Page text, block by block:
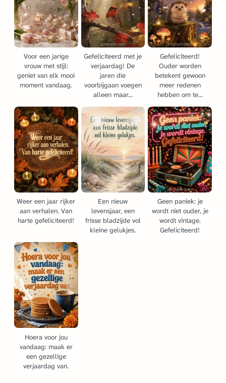
Voor een jarige
vrouw met stijl:
geniet van elk mooi
moment vandaag.
Gefeliciteerd met je
verjaardag! De
jaren die
voorbijgaan voegen
alleen maar...
Gefeliciteerd!
Ouder worden
betekent gewoon
meer redenen
hebben om te...
Weer een jaar rijker
aan verhalen. Van
harte gefeliciteerd!
Een nieuw
levensjaar, een
frisse bladzijde vol
kleine gelukjes.
Geen paniek: je
wordt niet ouder, je
wordt vintage.
Gefeliciteerd!
Hoera voor jou
vandaag: maak er
een gezellige
verjaardag van.